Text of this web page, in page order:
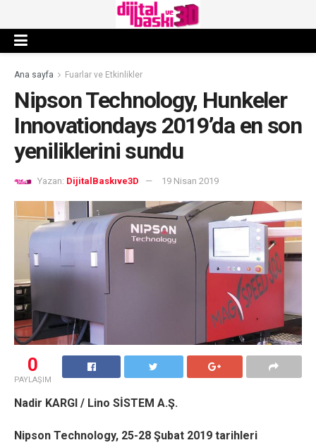
Ana sayfa Fuarlar ve Etkinlikler
Nipson Technology, Hunkeler
Innovationdays 2019’da en son
yeniliklerini sundu
Yazan: DijitalBaskıve3D 19 Nisan 2019
0
PAYLAŞIM
Nadir KARGI / Lino SİSTEM A.Ş.
Nipson Technology, 25-28 Şubat 2019 tarihleri